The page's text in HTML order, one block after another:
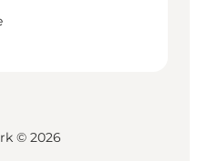
© 2026